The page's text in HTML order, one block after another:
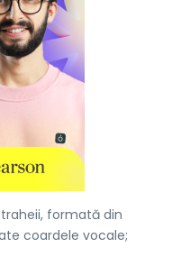
formată din
coardele vocale;